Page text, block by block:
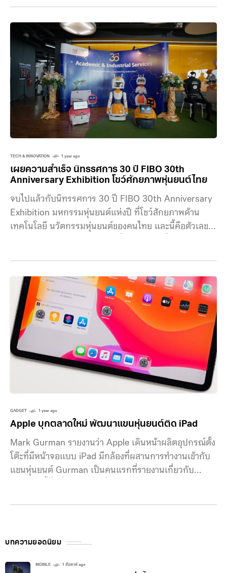
ตกแต่งเรียบร้อยแล้ว พร้อมเปิดให้บริการตั้งแต่วันที่ 28
เมษายนที่ผ่านมา การก่อสร้าง Starbucks สาขานี้มี Peri
3D Construction บริษัทจากเยอรมันเป็นผู้รับผิดชอบ ซึ่ง
บริษัทนี้มีผลงานมาแล้วหลายชิ้น ไม่ว่าจะเป็น อาคารที่พิมพ์
เด้วยเครื่องพิมพ์สามมิติที่ใหญ่ที่สุดในยุโรป ด้วยการใช้
เครื่อง Cobod BOD2
TECH & INNOVATION 1 year ago
เผยความสำเร็จ นิทรรศการ 30 ปี FIBO 30th
Anniversary Exhibition โชว์ศักยภาพหุ่นยนต์ไทย
จบไปแล้วกับนิทรรศการ 30 ปี FIBO 30th Anniversary
Exhibition มหกรรมหุ่นยนต์แห่งปี ที่โชว์สักยภาพด้าน
เทคโนโลยี นวัตกรรมหุ่นยนต์ของคนไทย และนี้คือตัวเลข
แถวหน้าของไทยเรื่องหุ่นยนต์และ AI ที่พัฒนาเทคโนโยี
และบุคลากรด้านนี้อย่างต่อเนื่อง ซึ่งหลายคนอาจจะเคย
ได้ยินชื่อในการเป็นตัวแทนลงแข่งขันหุ่นยนต์รายการต่างๆ
ที่ผ่านมานั้น FIBO ได้สร้างบุคลากรด้านวิศวกรหุ่นยนต์และ
ระบบอัตโนมัติทั้งระดับปริญญาตรี โท เอก มากกว่า 700
คน รวมถึงทำงานร่วมกับหน่วยงานอื่นๆทั้งภาครัฐและ
เอกชน พร้อมสร้างเครือข่ายพัฒนาหลักสูตรด้านหุ่นยนต์
GADGET 1 year ago
Apple บุกตลาดใหม่ พัฒนาแขนหุ่นยนต์ติด iPad
Mark Gurman รายงานว่า Apple เดินหน้าผลิตอุปกรณ์ตั้ง
โต๊ะที่มีหน้าจอแบบ iPad มีกล้องที่ผสานการทำงานเข้ากับ
แขนหุ่นยนต์ Gurman เป็นคนแรกที่รายงานเกี่ยวกับ
ใหญ่อยู่ ในจดหมายข่าว Power On ฉบับล่าสุด ทาง
นำมาใช้จะโยกมาจากรถยนต์ไร้คนขับที่ถูกยกเลิกไปแล้ว
บทความยอดนิยม
MOBILE 1 สัปดาห์ ago